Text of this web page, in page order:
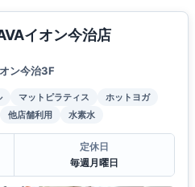
イオン今治店
ン今治3F
マットピラティス
ホットヨガ
他店舗利用 水素水
定休日
毎週月曜日